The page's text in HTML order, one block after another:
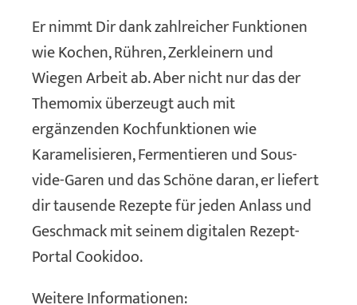
Er nimmt Dir dank zahlreicher Funktionen
wie Kochen, Rühren, Zerkleinern und
Wiegen Arbeit ab. Aber nicht nur das der
Themomix überzeugt auch mit
ergänzenden Kochfunktionen wie
Karamelisieren, Fermentieren und Sous-
vide-Garen und das Schöne daran, er liefert
dir tausende Rezepte für jeden Anlass und
Geschmack mit seinem digitalen Rezept-
Portal Cookidoo.
Weitere Informationen: